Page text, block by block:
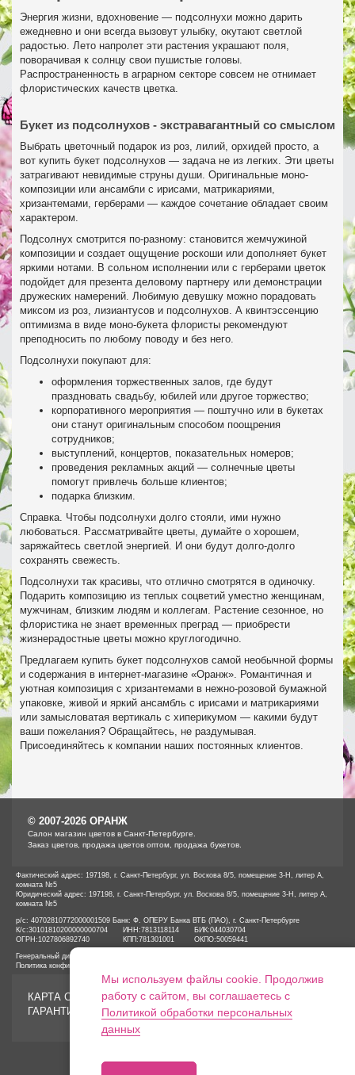
Энергия жизни, вдохновение — подсолнухи можно дарить
ежедневно и они всегда вызовут улыбку, окутают светлой
радостью. Лето напролет эти растения украшают поля,
поворачивая к солнцу свои пушистые головы.
Распространенность в аграрном секторе совсем не отнимает
флористических качеств цветка.
Букет из подсолнухов - экстравагантный со смыслом
Выбрать цветочный подарок из роз, лилий, орхидей просто, а
вот купить букет подсолнухов — задача не из легких. Эти цветы
затрагивают невидимые струны души. Оригинальные моно-
композиции или ансамбли с ирисами, матрикариями,
хризантемами, герберами — каждое сочетание обладает своим
характером.
Подсолнух смотрится по-разному: становится жемчужиной
композиции и создает ощущение роскоши или дополняет букет
яркими нотами. В сольном исполнении или с герберами цветок
подойдет для презента деловому партнеру или демонстрации
дружеских намерений. Любимую девушку можно порадовать
миксом из роз, лизиантусов и подсолнухов. А квинтэссенцию
оптимизма в виде моно-букета флористы рекомендуют
преподносить по любому поводу и без него.
Подсолнухи покупают для:
оформления торжественных залов, где будут
праздновать свадьбу, юбилей или другое торжество;
корпоративного мероприятия — поштучно или в букетах
они станут оригинальным способом поощрения
сотрудников;
выступлений, концертов, показательных номеров;
проведения рекламных акций — солнечные цветы
помогут привлечь больше клиентов;
подарка близким.
Справка. Чтобы подсолнухи долго стояли, ими нужно
любоваться. Рассматривайте цветы, думайте о хорошем,
заряжайтесь светлой энергией. И они будут долго-долго
сохранять свежесть.
Подсолнухи так красивы, что отлично смотрятся в одиночку.
Подарить композицию из теплых соцветий уместно женщинам,
мужчинам, близким людям и коллегам. Растение сезонное, но
флористика не знает временных преград — приобрести
жизнерадостные цветы можно круглогодично.
Предлагаем купить букет подсолнухов самой необычной формы
и содержания в интернет-магазине «Оранж». Романтичная и
уютная композиция с хризантемами в нежно-розовой бумажной
упаковке, живой и яркий ансамбль с ирисами и матрикариями
или замысловатая вертикаль с хиперикумом — какими будут
ваши пожелания? Обращайтесь, не раздумывая.
Присоединяйтесь к компании наших постоянных клиентов.
© 2007-2026 ОРАНЖ
Cалон магазин цветов в Санкт-Петербурге.
Заказ цветов, продажа цветов оптом, продажа букетов.
Фактический адрес: 197198, г. Санкт-Петербург, ул. Воскова 8/5, помещение 3-Н, литер А,
комната №5
Юридический адрес: 197198, г. Санкт-Петербург, ул. Воскова 8/5, помещение 3-Н, литер А,
комната №5
р/с: 40702810772000001509 Банк: Ф. ОПЕРУ Банка ВТБ (ПАО), г. Санкт-Петербурге
К/с:30101810200000000704 ИНН:7813118114 БИК:044030704
ОГРН: 1027806892740 КПП:781301001 ОКПО:50059441
Генеральный директор ООО «ОРАНЖ» Иванов А.Е.
Политика конфиденциальности
КАРТА САЙТА
ГАРАНТИИ
Мы используем файлы cookie. Продолжив
работу с сайтом, вы соглашаетесь с
Политикой обработки персональных
данных